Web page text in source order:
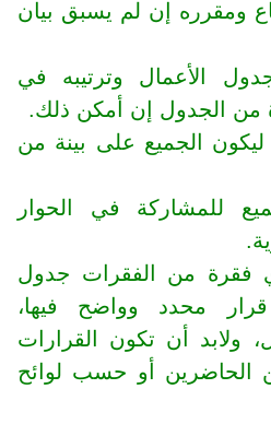
ومقرره إن لم يسبق بيان
الأعمال وترتيبه في
من الجدول إن أمكن ذلك.
ليكون الجميع على بينة من
للمشاركة في الحوار
فقرة من الفقرات جدول
قرار محدد وواضح فيها،
ولابد أن تكون القرارات
من الحاضرين أو حسب لوائح